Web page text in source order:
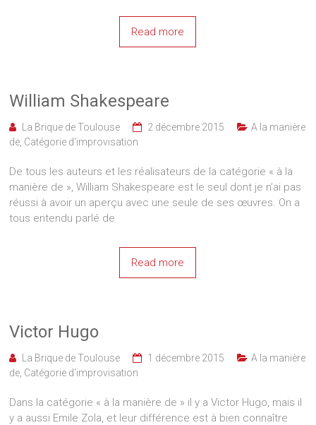
Read more
William Shakespeare
La Brique de Toulouse 2 décembre 2015
A la manière
de Catégorie d'improvisation
De tous les auteurs et les réalisateurs de la catégorie « à la
manière de », William Shakespeare est le seul dont je n’ai pas
réussi à avoir un aperçu avec une seule de ses œuvres. On a
tous entendu parlé de
Read more
Victor Hugo
La Brique de Toulouse 1 décembre 2015
A la manière
de Catégorie d'improvisation
Dans la catégorie « à la manière de » il y a Victor Hugo, mais il
y a aussi Emile Zola, et leur différence est à bien connaître